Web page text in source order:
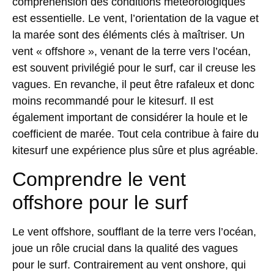
est essentielle. Le vent, l’orientation de la vague et
la marée sont des éléments clés à maîtriser. Un
vent « offshore », venant de la terre vers l’océan,
est souvent privilégié pour le surf, car il creuse les
vagues. En revanche, il peut être rafaleux et donc
moins recommandé pour le kitesurf. Il est
également important de considérer la houle et le
coefficient de marée. Tout cela contribue à faire du
kitesurf une expérience plus sûre et plus agréable.
Comprendre le vent
offshore pour le surf
Le vent offshore, soufflant de la terre vers l’océan,
joue un rôle crucial dans la qualité des vagues
pour le surf. Contrairement au vent onshore, qui